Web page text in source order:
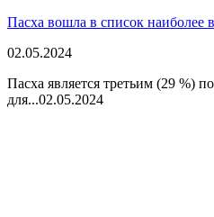
Пасха вошла в список наиболее
02.05.2024
Пасха является третьим (29 %)
для...02.05.2024